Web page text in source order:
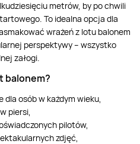
metrów, by po chwili
To idealna opcja dla
wrażeń z lotu balonem
perspektywy – wszystko
załogi.
balonem?
osób w każdym wieku,
piersi,
pilotów,
zdjęć,